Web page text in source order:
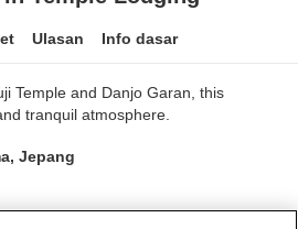
Ulasan Info dasar
Temple and Danjo Garan, this
tranquil atmosphere.
Jepang